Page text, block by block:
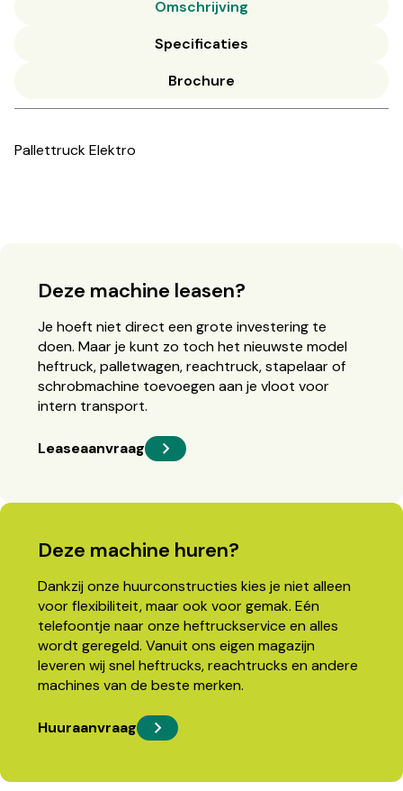
Omschrijving
Specificaties
Brochure
Pallettruck Elektro
Deze machine leasen?
Je hoeft niet direct een grote investering te
doen. Maar je kunt zo toch het nieuwste model
heftruck, palletwagen, reachtruck, stapelaar of
schrobmachine toevoegen aan je vloot voor
intern transport.
Leaseaanvraag
Deze machine huren?
Dankzij onze huurconstructies kies je niet alleen
voor flexibiliteit, maar ook voor gemak. Eén
telefoontje naar onze heftruckservice en alles
wordt geregeld. Vanuit ons eigen magazijn
leveren wij snel heftrucks, reachtrucks en andere
machines van de beste merken.
Huuraanvraag